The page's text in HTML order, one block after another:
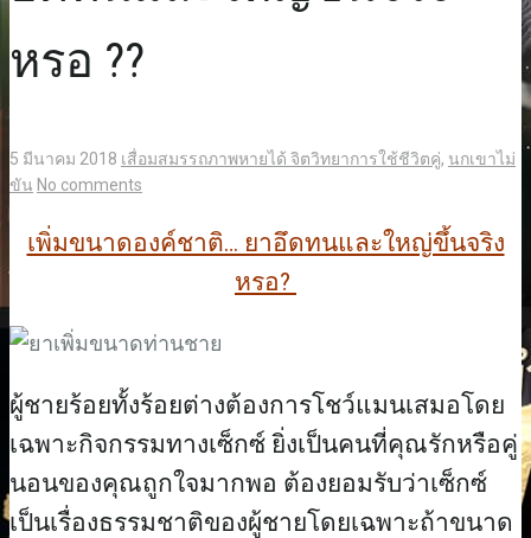
หรอ ??
5 มีนาคม 2018 เสื่อมสมรรถภาพหายได้ จิตวิทยาการใช้ชีวิตคู่, นกเขาไม่
ขัน No comments
เพิ่มขนาดองค์ชาติ… ยาอึดทนและใหญ่ขึ้นจริง
หรอ?
ผู้ชายร้อยทั้งร้อยต่างต้องการโชว์แมนเสมอโดย
เฉพาะกิจกรรมทางเซ็กซ์ ยิ่งเป็นคนที่คุณรักหรือคู่
นอนของคุณถูกใจมากพอ ต้องยอมรับว่าเซ็กซ์
เป็นเรื่องธรรมชาติของผู้ชายโดยเฉพาะถ้าขนาด